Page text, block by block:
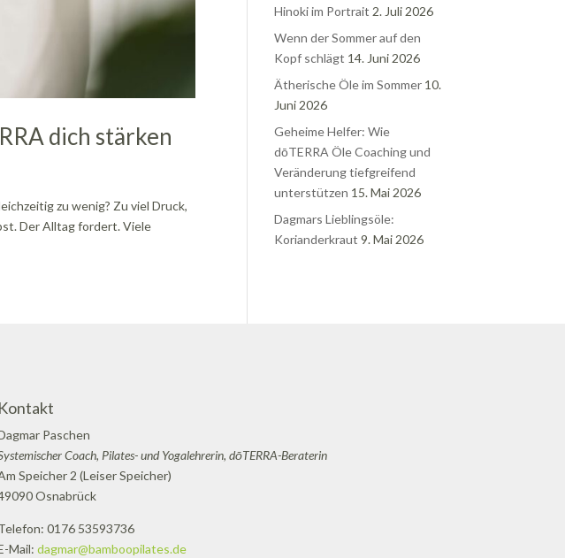
dich stärken
zu wenig? Zu viel Druck,
Der Alltag fordert. Viele
Hinoki im Portrait 2. Juli 2026
Wenn der Sommer auf den
Kopf schlägt 14. Juni 2026
Ätherische Öle im Sommer 10.
Juni 2026
Geheime Helfer: Wie
dōTERRA Öle Coaching und
Veränderung tiefgreifend
unterstützen 15. Mai 2026
Dagmars Lieblingsöle:
Korianderkraut 9. Mai 2026
Kontakt
Paschen
Coach, Pilates- und Yogalehrerin, dōTERRA-Beraterin
Speicher 2 (Leiser Speicher)
Osnabrück
0176 53593736
Mail: dagmar@bamboopilates.de